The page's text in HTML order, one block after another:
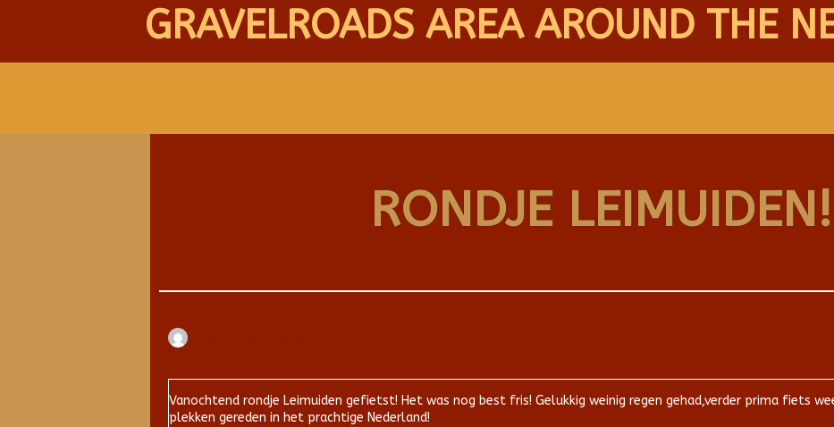
GRAVELROADS AREA AROUND THE
RONDJE LEIMUIDEN!
Vanochtend rondje Leimuiden gefietst! Het was nog best fris! Gelukkig weinig regen gehad,verder prima fiets
plekken gereden in het prachtige Nederland!